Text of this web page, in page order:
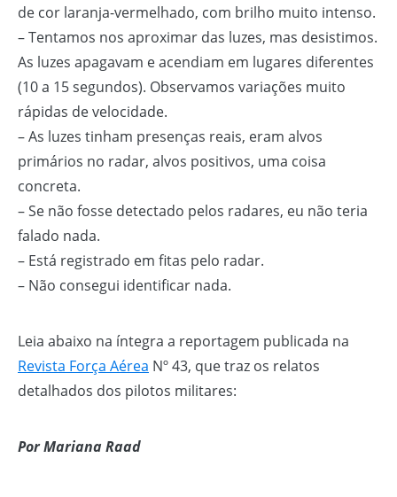
de cor laranja-vermelhado, com brilho muito intenso.
– Tentamos nos aproximar das luzes, mas desistimos.
As luzes apagavam e acendiam em lugares diferentes
(10 a 15 segundos). Observamos variações muito
rápidas de velocidade.
– As luzes tinham presenças reais, eram alvos
primários no radar, alvos positivos, uma coisa
concreta.
– Se não fosse detectado pelos radares, eu não teria
falado nada.
– Está registrado em fitas pelo radar.
– Não consegui identificar nada.
Leia abaixo na íntegra a reportagem publicada na
Revista Força Aérea Nº 43, que traz os relatos
detalhados dos pilotos militares:
Por Mariana Raad